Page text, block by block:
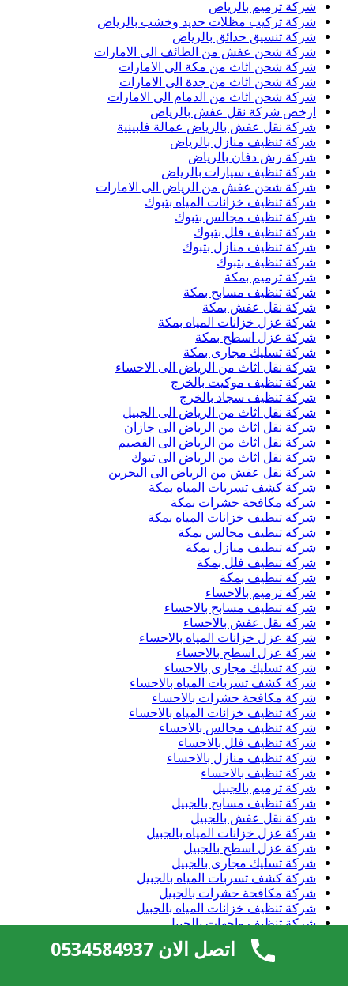
شركة ترميم بالرياض
شركة تركيب مظلات حديد وخشب بالرياض
شركة تنسيق حدائق بالرياض
شركة شحن عفش من الطائف الى الامارات
شركة شحن اثاث من مكة الى الامارات
شركة شحن اثاث من جدة الى الامارات
شركة شحن اثاث من الدمام الى الامارات
ارخص شركة نقل عفش بالرياض
شركة نقل عفش بالرياض عمالة فلبينية
شركة تنظيف منازل بالرياض
شركة رش دفان بالرياض
شركة تنظيف سيارات بالرياض
شركة شحن عفش من الرياض الى الامارات
شركة تنظيف خزانات المياه بتبوك
شركة تنظيف مجالس بتبوك
شركة تنظيف فلل بتبوك
شركة تنظيف منازل بتبوك
شركة تنظيف بتبوك
شركة ترميم بمكة
شركة تنظيف مسابح بمكة
شركة نقل عفش بمكة
شركة عزل خزانات المياه بمكة
شركة عزل اسطح بمكة
شركة تسليك مجارى بمكة
شركة نقل اثاث من الرياض الى الاحساء
شركة تنظيف موكيت بالخرج
شركة تنظيف سجاد بالخرج
شركة نقل اثاث من الرياض الى الجبيل
شركة نقل اثاث من الرياض الى جازان
شركة نقل اثاث من الرياض الى القصيم
شركة نقل اثاث من الرياض الى تبوك
شركة نقل عفش من الرياض الى البحرين
شركة كشف تسربات المياه بمكة
شركة مكافحة حشرات بمكة
شركة تنظيف خزانات المياه بمكة
شركة تنظيف مجالس بمكة
شركة تنظيف منازل بمكة
شركة تنظيف فلل بمكة
شركة تنظيف بمكة
شركة ترميم بالاحساء
شركة تنظيف مسابح بالاحساء
شركة نقل عفش بالاحساء
شركة عزل خزانات المياه بالاحساء
شركة عزل اسطح بالاحساء
شركة تسليك مجارى بالاحساء
شركة كشف تسربات المياه بالاحساء
شركة مكافحة حشرات بالاحساء
شركة تنظيف خزانات المياه بالاحساء
شركة تنظيف مجالس بالاحساء
شركة تنظيف فلل بالاحساء
شركة تنظيف منازل بالاحساء
شركة تنظيف بالاحساء
شركة ترميم بالجبيل
شركة تنظيف مسابح بالجبيل
شركة نقل عفش بالجبيل
شركة عزل خزانات المياه بالجبيل
شركة عزل اسطح بالجبيل
شركة تسليك مجارى بالجبيل
شركة كشف تسربات المياه بالجبيل
شركة مكافحة حشرات بالجبيل
شركة تنظيف خزانات المياه بالجبيل
شركة تنظيف واجهات بالجبيل
شركة تنظيف مجالس بالجبيل
شركة تنظيف فلل بالجبيل
اتصل الان 0534584937